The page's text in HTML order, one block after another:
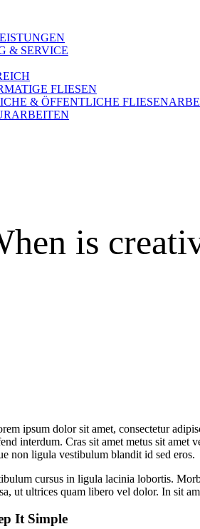
& SERVICE
FLIESEN
& ÖFFENTLICHE
is
ipsum dolor sit amet, consectetur
interdum. Cras sit amet metus sit
non ligula vestibulum blandit id sed eros.
cursus in ligula lacinia lobortis.
ut ultrices quam libero vel dolor. In sit
It Simple